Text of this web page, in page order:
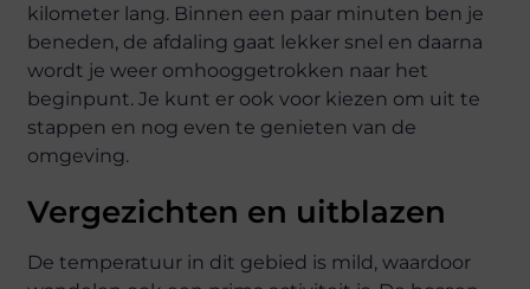
kilometer lang. Binnen een paar minuten ben je
beneden, de afdaling gaat lekker snel en daarna
wordt je weer omhooggetrokken naar het
beginpunt. Je kunt er ook voor kiezen om uit te
stappen en nog even te genieten van de
omgeving.
Vergezichten en uitblazen
De temperatuur in dit gebied is mild, waardoor